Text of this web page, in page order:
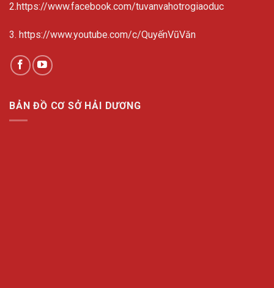
2.https://www.facebook.com/tuvanvahotrogiaoduc
3. https://www.youtube.com/c/QuyếnVũVăn
BẢN ĐỒ CƠ SỞ HẢI DƯƠNG